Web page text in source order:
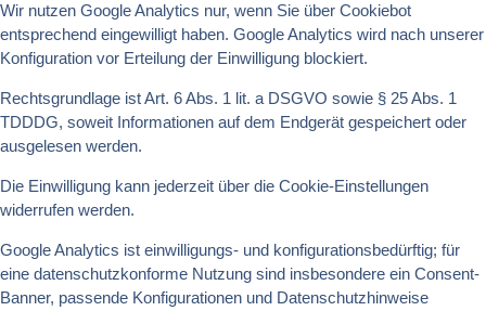
Wir nutzen Google Analytics nur, wenn Sie über Cookiebot
entsprechend eingewilligt haben. Google Analytics wird nach unserer
Konfiguration vor Erteilung der Einwilligung blockiert.
Rechtsgrundlage ist Art. 6 Abs. 1 lit. a DSGVO sowie § 25 Abs. 1
TDDDG, soweit Informationen auf dem Endgerät gespeichert oder
ausgelesen werden.
Die Einwilligung kann jederzeit über die Cookie-Einstellungen
widerrufen werden.
Google Analytics ist einwilligungs- und konfigurationsbedürftig; für
eine datenschutzkonforme Nutzung sind insbesondere ein Consent-
Banner, passende Konfigurationen und Datenschutzhinweise